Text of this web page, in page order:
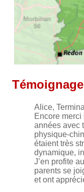
Alice,
Encore
années avec
physique-
étaient très
dynamique,
J’en profite
parents se
et ont